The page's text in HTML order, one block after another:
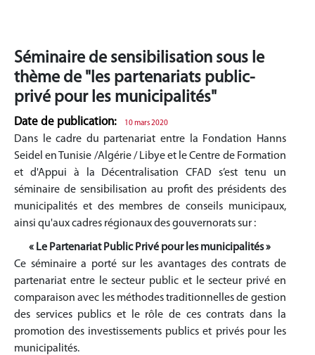
Séminaire de sensibilisation sous le
thème de "les partenariats public-
privé pour les municipalités"
Date de publication: 10 mars 2020
Dans le cadre du partenariat entre la Fondation Hanns
Seidel en Tunisie /Algérie / Libye et le Centre de Formation
et d'Appui à la Décentralisation CFAD s’est tenu un
séminaire de sensibilisation au profit des présidents des
municipalités et des membres de conseils municipaux,
ainsi qu'aux cadres régionaux des gouvernorats sur :
« Le Partenariat Public Privé pour les municipalités »
Ce séminaire a porté sur les avantages des contrats de
partenariat entre le secteur public et le secteur privé en
comparaison avec les méthodes traditionnelles de gestion
des services publics et le rôle de ces contrats dans la
promotion des investissements publics et privés pour les
municipalités.